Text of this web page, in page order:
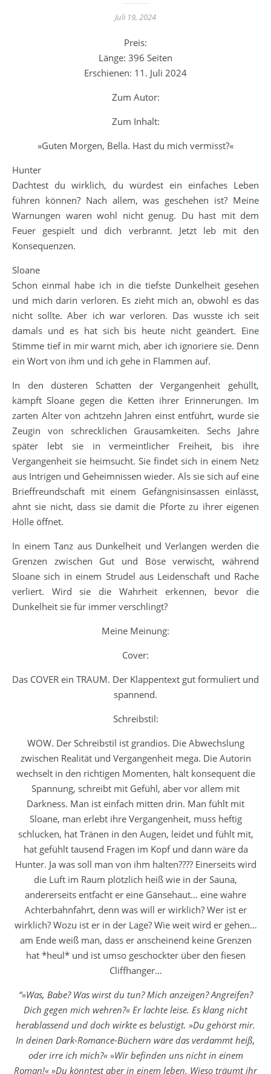
Juli 19, 2024
Preis:
Länge: 396 Seiten
Erschienen: 11. Juli 2024
Zum Autor:
Zum Inhalt:
»Guten Morgen, Bella. Hast du mich vermisst?«
Hunter
Dachtest du wirklich, du würdest ein einfaches Leben
führen können? Nach allem, was geschehen ist? Meine
Warnungen waren wohl nicht genug. Du hast mit dem
Feuer gespielt und dich verbrannt. Jetzt leb mit den
Konsequenzen.
Sloane
Schon einmal habe ich in die tiefste Dunkelheit gesehen
und mich darin verloren. Es zieht mich an, obwohl es das
nicht sollte. Aber ich war verloren. Das wusste ich seit
damals und es hat sich bis heute nicht geändert. Eine
Stimme tief in mir warnt mich, aber ich ignoriere sie. Denn
ein Wort von ihm und ich gehe in Flammen auf.
In den düsteren Schatten der Vergangenheit gehüllt,
kämpft Sloane gegen die Ketten ihrer Erinnerungen. Im
zarten Alter von achtzehn Jahren einst entführt, wurde sie
Zeugin von schrecklichen Grausamkeiten. Sechs Jahre
später lebt sie in vermeintlicher Freiheit, bis ihre
Vergangenheit sie heimsucht. Sie findet sich in einem Netz
aus Intrigen und Geheimnissen wieder. Als sie sich auf eine
Brieffreundschaft mit einem Gefängnisinsassen einlässt,
ahnt sie nicht, dass sie damit die Pforte zu ihrer eigenen
Hölle öffnet.
In einem Tanz aus Dunkelheit und Verlangen werden die
Grenzen zwischen Gut und Böse verwischt, während
Sloane sich in einem Strudel aus Leidenschaft und Rache
verliert. Wird sie die Wahrheit erkennen, bevor die
Dunkelheit sie für immer verschlingt?
Meine Meinung:
Cover:
Das COVER ein TRAUM. Der Klappentext gut formuliert und
spannend.
Schreibstil:
WOW. Der Schreibstil ist grandios. Die Abwechslung
zwischen Realität und Vergangenheit mega. Die Autorin
wechselt in den richtigen Momenten, hält konsequent die
Spannung, schreibt mit Gefühl, aber vor allem mit
Darkness. Man ist einfach mitten drin. Man fühlt mit
Sloane, man erlebt ihre Vergangenheit, muss heftig
schlucken, hat Tränen in den Augen, leidet und fühlt mit,
hat gefühlt tausend Fragen im Kopf und dann wäre da
Hunter. Ja was soll man von ihm halten???? Einerseits wird
die Luft im Raum plötzlich heiß wie in der Sauna,
andererseits entfacht er eine Gänsehaut… eine wahre
Achterbahnfahrt, denn was will er wirklich? Wer ist er
wirklich? Wozu ist er in der Lage? Wie weit wird er gehen…
am Ende weiß man, dass er anscheinend keine Grenzen
hat *heul* und ist umso geschockter über den fiesen
Cliffhanger…
“»Was, Babe? Was wirst du tun? Mich anzeigen? Angreifen?
Dich gegen mich wehren?« Er lachte leise. Es klang nicht
herablassend und doch wirkte es belustigt. »Du gehörst mir.
In deinen Dark-Romance-Büchern wäre das verdammt heiß,
oder irre ich mich?« »Wir befinden uns nicht in einem
Roman!« »Du könntest aber in einem leben. Wieso träumt ihr